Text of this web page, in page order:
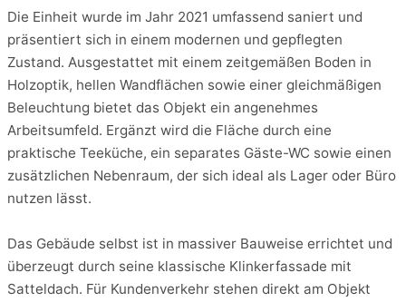
Die Einheit wurde im Jahr 2021 umfassend saniert und
präsentiert sich in einem modernen und gepflegten
Zustand. Ausgestattet mit einem zeitgemäßen Boden in
Holzoptik, hellen Wandflächen sowie einer gleichmäßigen
Beleuchtung bietet das Objekt ein angenehmes
Arbeitsumfeld. Ergänzt wird die Fläche durch eine
praktische Teeküche, ein separates Gäste-WC sowie einen
zusätzlichen Nebenraum, der sich ideal als Lager oder Büro
nutzen lässt.
Das Gebäude selbst ist in massiver Bauweise errichtet und
überzeugt durch seine klassische Klinkerfassade mit
Satteldach. Für Kundenverkehr stehen direkt am Objekt